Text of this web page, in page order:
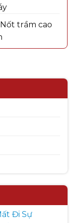
trầm cao
Đi Sự